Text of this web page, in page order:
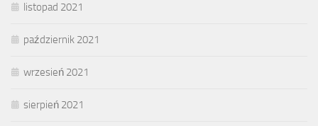
listopad 2021
październik 2021
wrzesień 2021
sierpień 2021